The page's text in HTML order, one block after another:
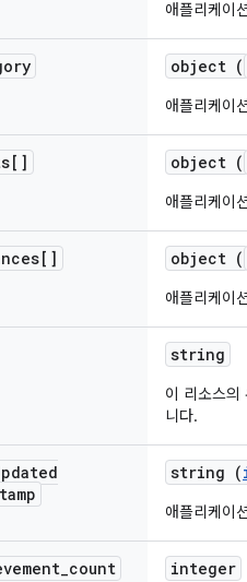
애플리케이
object (
애플리케이
object (
애플리케이
object (
애플리케이
string
이 리소스의
니다.
string (
애플리케이
_count integer